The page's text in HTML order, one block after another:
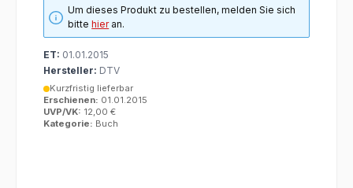
Um dieses Produkt zu bestellen, melden Sie sich
bittehieran.
ET: 01.01.2015
Hersteller: DTV
Kurzfristig lieferbar
Erschienen: 01.01.2015
UVP/VK: 12,00 €
Kategorie: Buch